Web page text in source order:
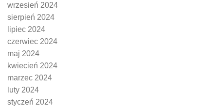
wrzesień 2024
sierpień 2024
lipiec 2024
czerwiec 2024
maj 2024
kwiecień 2024
marzec 2024
luty 2024
styczeń 2024